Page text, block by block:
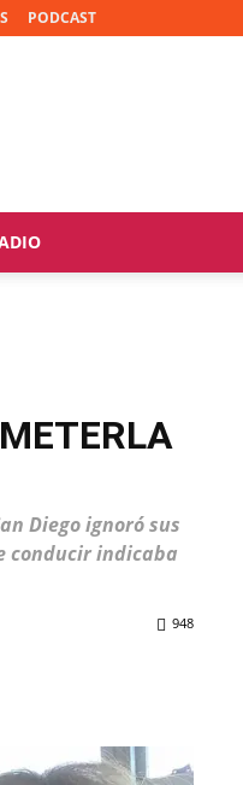
PODCAST
Diego ignoró sus
conducir indicaba
948